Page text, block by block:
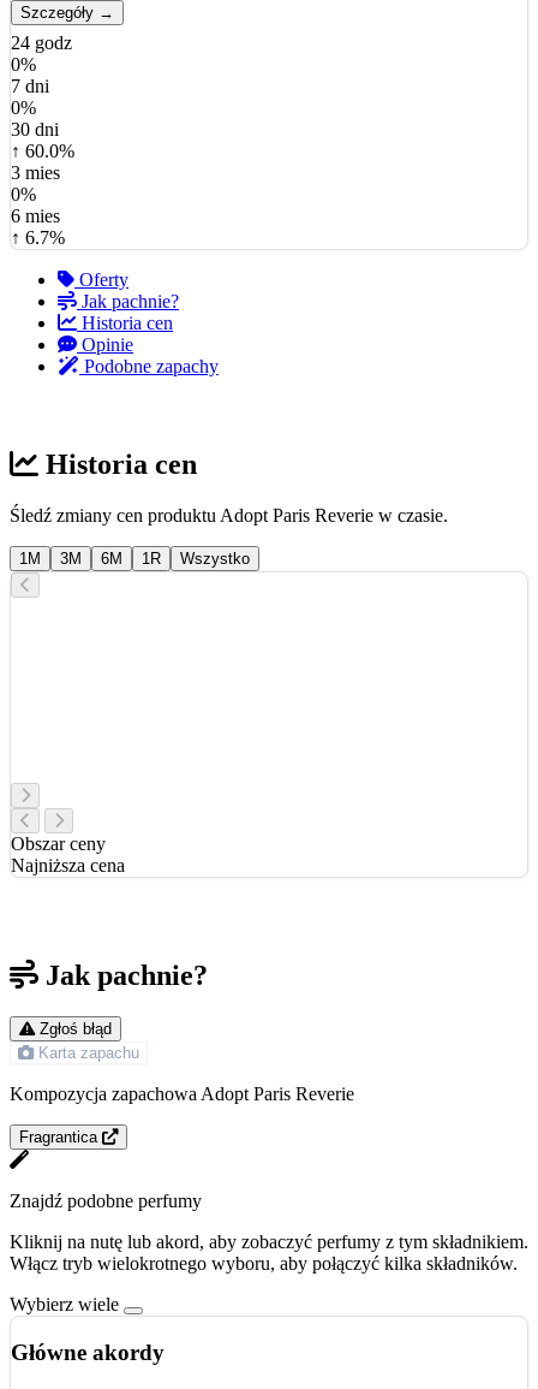
Szczegóły →
24 godz
0%
7 dni
0%
30 dni
↑ 60.0%
3 mies
0%
6 mies
↑ 6.7%
Oferty
Jak pachnie?
Historia cen
Opinie
Podobne zapachy
Historia cen
Śledź zmiany cen produktu Adopt Paris Reverie w czasie.
1M 3M 6M 1R Wszystko
Obszar ceny
Najniższa cena
Jak pachnie?
Zgłoś błąd
Karta zapachu
Kompozycja zapachowa Adopt Paris Reverie
Fragrantica
Znajdź podobne perfumy
Kliknij na nutę lub akord, aby zobaczyć perfumy z tym składnikiem.
Włącz tryb wielokrotnego wyboru, aby połączyć kilka składników.
Wybierz wiele
Główne akordy